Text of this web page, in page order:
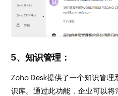
5、知识管理：
Zoho Desk提供了一个知识管理
识库。通过此功能，企业可以